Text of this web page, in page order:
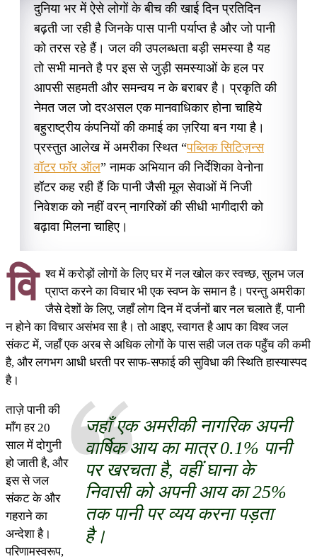
दुनिया भर में ऐसे लोगों के बीच की खाई दिन प्रतिदिन
बढ़ती जा रही है जिनके पास पानी पर्याप्त है और जो पानी
को तरस रहे हैं। जल की उपलब्धता बड़ी समस्या है यह
तो सभी मानते है पर इस से जुड़ी समस्याओं के हल पर
आपसी सहमती और समन्वय न के बराबर है। प्रकृति की
नेमत जल जो दरअसल एक मानवाधिकार होना चाहिये
बहुराष्ट्रीय कंपनियों की कमाई का ज़रिया बन गया है।
प्रस्तुत आलेख में अमरीका स्थित “पब्लिक सिटिज़न्स
वॉटर फॉर ऑल” नामक अभियान की निर्देशिका वेनोना
हॉटर कह रही हैं कि पानी जैसी मूल सेवाओं में निजी
निवेशक को नहीं वरन् नागरिकों की सीधी भागीदारी को
बढ़ावा मिलना चाहिए।
वि श्व में करोड़ों लोगों के लिए घर में नल खोल कर स्वच्छ, सुलभ जल
प्राप्‍त करने का विचार भी एक स्वप्न के समान है। परन्तु अमरीका
जैसे देशों के लिए, जहाँ लोग दिन में दर्जनों बार नल चलाते हैं, पानी
न होने का विचार असंभव सा है। तो आइए, स्वागत है आप का विश्व जल
संकट में, जहाँ एक अरब से अधिक लोगों के पास सही जल तक पहुँच की कमी
है, और लगभग आधी धरती पर साफ-सफाई की सुविधा की स्थिति हास्यास्पद
है।
जहाँ एक अमरीकी नागरिक अपनी
वार्षिक आय का मात्र 0.1% पानी
पर खरचता है, वहीं घाना के
निवासी को अपनी आय का 25%
तक पानी पर व्यय करना पड़ता
है।
ताज़े पानी की
माँग हर 20
साल में दोगुनी
हो जाती है, और
इस से जल
संकट के और
गहराने का
अन्देशा है।
परिणामस्वरूप,